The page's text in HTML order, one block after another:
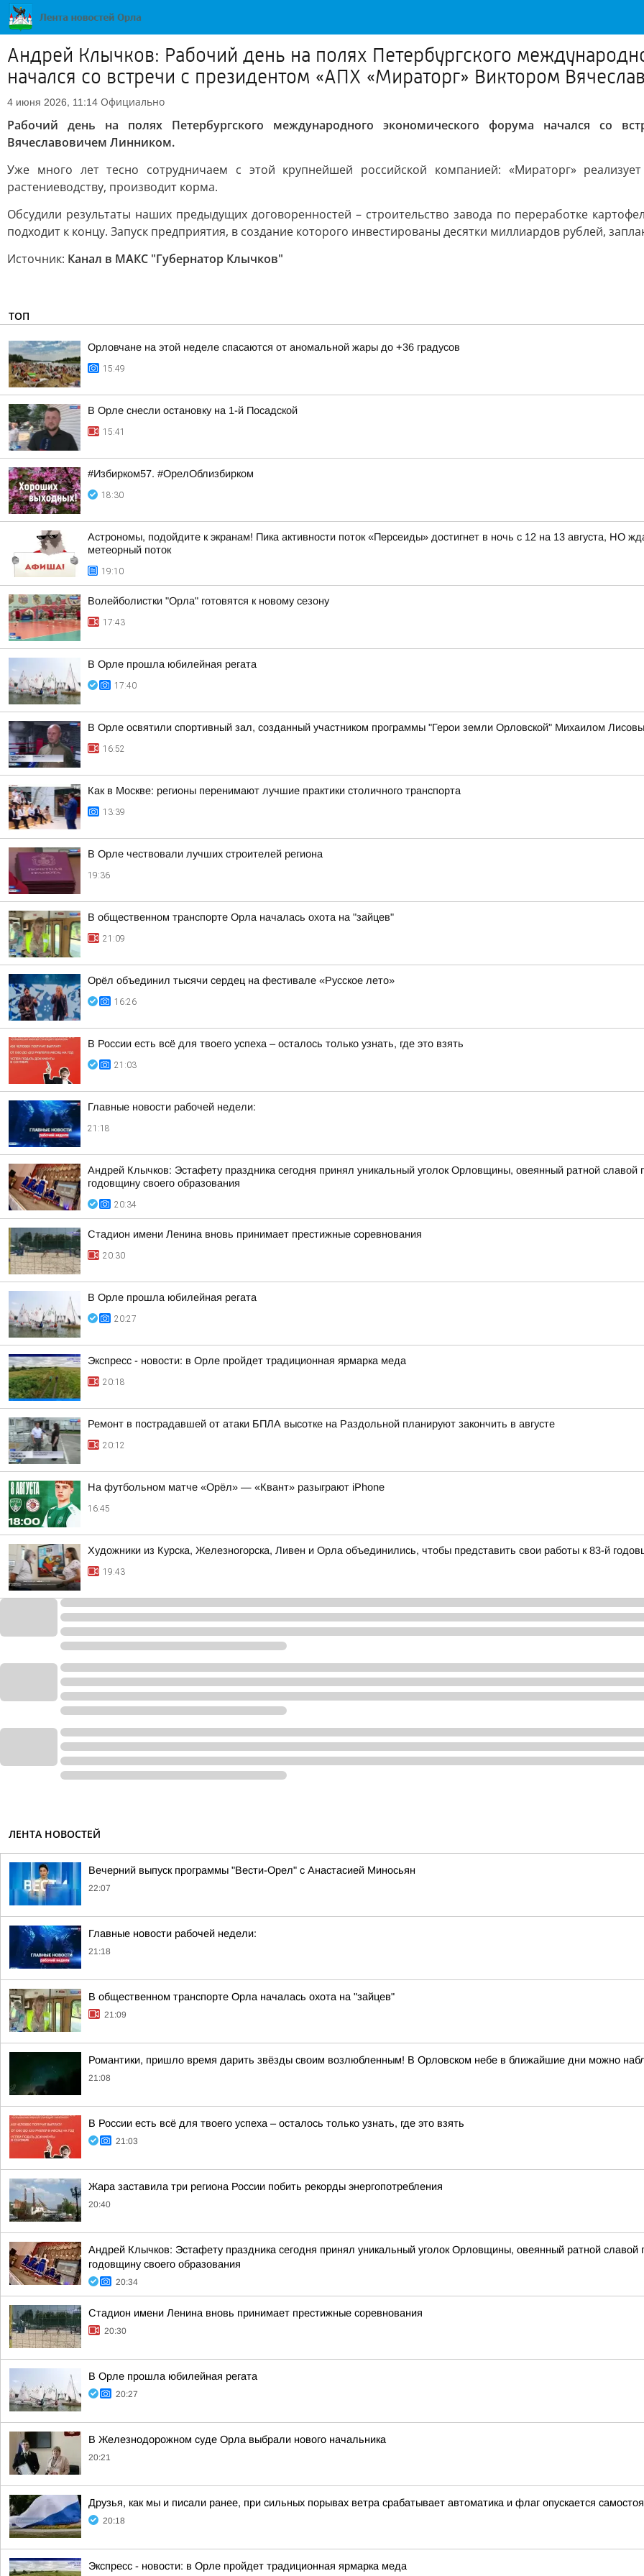
Андрей Клычков: Рабочий день на полях Петербургского
начался со встречи с президентом «АПХ «Мираторг» Виктором
4 июня 2026, 11:14 Официально
Рабочий день на полях Петербургского международного экономического форума начался со
Вячеславовичем Линником.
Уже много лет тесно сотрудничаем с этой крупнейшей российской компанией: «Мираторг»
растениеводству, производит корма.
Обсудили результаты наших предыдущих договоренностей – строительство завода по переработке
подходит к концу. Запуск предприятия, в создание которого инвестированы десятки миллиардов рублей,
Источник: Канал в МАКС "Губернатор Клычков"
ТОП
Орловчане на этой неделе спасаются от аномальной жары до +36 градусов
15:49
В Орле снесли остановку на 1-й Посадской
15:41
#Избирком57. #ОрелОблизбирком
18:30
Астрономы, подойдите к экранам! Пика активности поток «Персеиды» достигнет в ночь с 12 на 13 августа, НО
метеорный поток
19:10
Волейболистки "Орла" готовятся к новому сезону
17:43
В Орле прошла юбилейная регата
17:40
В Орле освятили спортивный зал, созданный участником программы "Герои земли Орловской" Михаилом
16:52
Как в Москве: регионы перенимают лучшие практики столичного транспорта
13:39
В Орле чествовали лучших строителей региона
19:36
В общественном транспорте Орла началась охота на "зайцев"
21:09
Орёл объединил тысячи сердец на фестивале «Русское лето»
16:26
В России есть всё для твоего успеха – осталось только узнать, где это взять
21:03
Главные новости рабочей недели:
21:18
Андрей Клычков: Эстафету праздника сегодня принял уникальный уголок Орловщины, овеянный ратной
годовщину своего образования
20:34
Стадион имени Ленина вновь принимает престижные соревнования
20:30
В Орле прошла юбилейная регата
20:27
Экспресс - новости: в Орле пройдет традиционная ярмарка меда
20:18
Ремонт в пострадавшей от атаки БПЛА высотке на Раздольной планируют закончить в августе
20:12
На футбольном матче «Орёл» — «Квант» разыграют iPhone
16:45
Художники из Курска, Железногорска, Ливен и Орла объединились, чтобы представить свои работы к 83-й
19:43
ЛЕНТА НОВОСТЕЙ
Вечерний выпуск программы "Вести-Орел" с Анастасией Миносьян
22:07
Главные новости рабочей недели:
21:18
В общественном транспорте Орла началась охота на "зайцев"
21:09
Романтики, пришло время дарить звёзды своим возлюбленным! В Орловском небе в ближайшие дни можно
21:08
В России есть всё для твоего успеха – осталось только узнать, где это взять
21:03
Жара заставила три региона России побить рекорды энергопотребления
20:40
Андрей Клычков: Эстафету праздника сегодня принял уникальный уголок Орловщины, овеянный ратной
годовщину своего образования
20:34
Стадион имени Ленина вновь принимает престижные соревнования
20:30
В Орле прошла юбилейная регата
20:27
В Железнодорожном суде Орла выбрали нового начальника
20:21
Друзья, как мы и писали ранее, при сильных порывах ветра срабатывает автоматика и флаг опускается
20:18
Экспресс - новости: в Орле пройдет традиционная ярмарка меда